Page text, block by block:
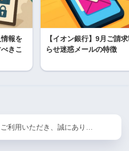
報を
きこ
【イオン銀行】9月ご請
らせ迷惑メールの特徴
ご利用いただき、誠にあり…